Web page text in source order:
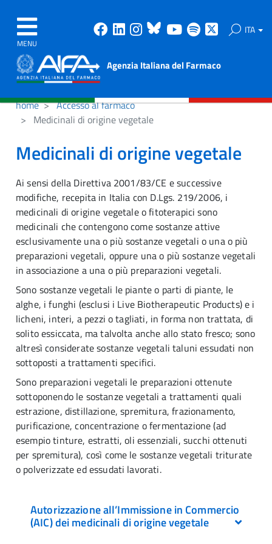
MENU
Facebook
Linkedin
Instagram
Bluesky
Youtube
Spotify ITA
Agenzia Italiana del Farmaco
home
Accesso al farmaco
Medicinali di origine vegetale
Medicinali di origine vegetale
Ai sensi della Direttiva 2001/83/CE e successive
modifiche, recepita in Italia con D.Lgs. 219/2006, i
medicinali di origine vegetale o fitoterapici sono
medicinali che contengono come sostanze attive
esclusivamente una o più sostanze vegetali o una o più
preparazioni vegetali, oppure una o più sostanze vegetali
in associazione a una o più preparazioni vegetali.
Sono sostanze vegetali le piante o parti di piante, le
alghe, i funghi (esclusi i Live Biotherapeutic Products) e i
licheni, interi, a pezzi o tagliati, in forma non trattata, di
solito essiccata, ma talvolta anche allo stato fresco; sono
altresì considerate sostanze vegetali taluni essudati non
sottoposti a trattamenti specifici.
Sono preparazioni vegetali le preparazioni ottenute
sottoponendo le sostanze vegetali a trattamenti quali
estrazione, distillazione, spremitura, frazionamento,
purificazione, concentrazione o fermentazione (ad
esempio tinture, estratti, oli essenziali, succhi ottenuti
per spremitura), così come le sostanze vegetali triturate
o polverizzate ed essudati lavorati.
Autorizzazione all’Immissione in Commercio
(AIC) dei medicinali di origine vegetale